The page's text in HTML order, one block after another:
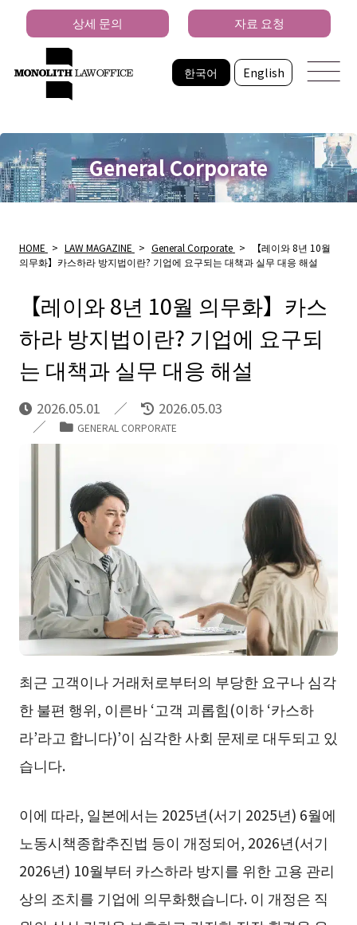
한국어 English
상세 문의 자료 요청
General Corporate
HOME > LAW MAGAZINE > General Corporate >
【레이와 8년 10월
의무화】카스하라 방지법이란? 기업에 요구되는 대책과 실무 대응 해설
【레이와 8년 10월 의무화】카스
하라 방지법이란? 기업에 요구되
는 대책과 실무 대응 해설
2026.05.01 2026.05.03
GENERAL CORPORATE
최근 고객이나 거래처로부터의 부당한 요구나 심각
한 불편 행위, 이른바 ‘고객 괴롭힘(이하 ‘카스하
라’라고 합니다)’이 심각한 사회 문제로 대두되고 있
습니다.
이에 따라, 일본에서는 2025년(서기 2025년) 6월에
노동시책종합추진법 등이 개정되어, 2026년(서기
2026년) 10월부터 카스하라 방지를 위한 고용 관리
상의 조치를 기업에 의무화했습니다. 이 개정은 직